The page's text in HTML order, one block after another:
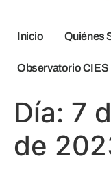
Inicio Quiénes
Observatorio CIES
Día: 7
de